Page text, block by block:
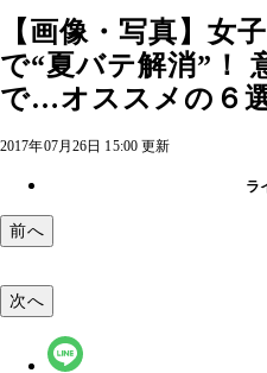
【画像・写真】女
で“夏バテ解消”！
で…オススメの６
2017年07月26日 15:00 更新
ラ
前へ
次へ